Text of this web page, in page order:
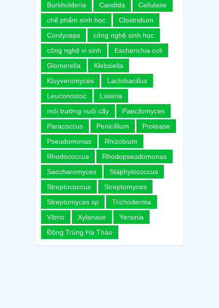
Burkholderia
Candida
Cellulase
chế phẩm sinh học
Clostridium
Cordyceps
công nghệ sinh học
công nghệ vi sinh
Escherichia coli
Glomerella
Klebsiella
Kluyveromyces
Lactobacillus
Leuconostoc
Listeria
môi trường nuôi cấy
Paecilomyces
Paracoccus
Penicillium
Protease
Pseudomonas
Rhizobium
Rhodococcus
Rhodopseudomonas
Saccharomyces
Staphylococcus
Streptococcus
Streptomyces
Streptomyces sp
Trichoderma
Vibrio
Xylanase
Yersinia
Đông Trùng Hạ Thảo